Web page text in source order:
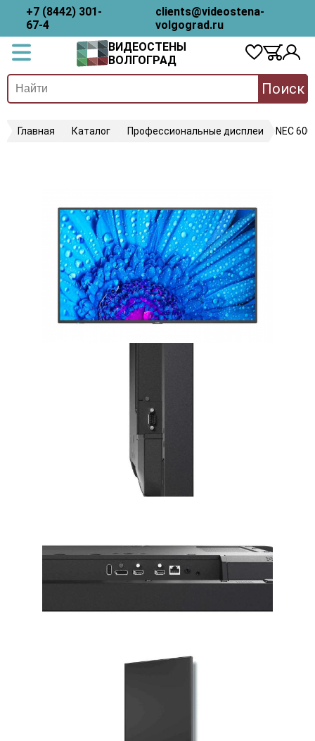
+7 (8442) 301-
67-4
clients@videostena-
volgograd.ru
ВИДЕОСТЕНЫ
ВОЛГОГРАД
Поиск
Главная Каталог Профессиональные дисплеи NEC